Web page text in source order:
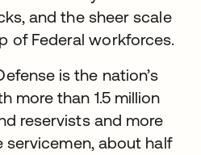
and the sheer scale
of Federal workforces.
is the nation’s
more than 1.5 million
reservists and more
servicemen, about half